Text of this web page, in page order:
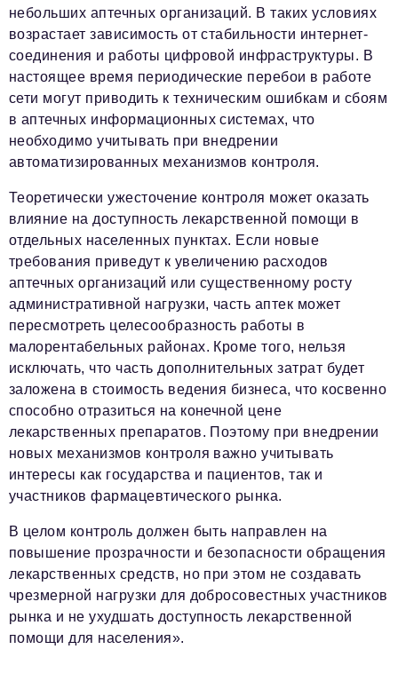
небольших аптечных организаций. В таких условиях
возрастает зависимость от стабильности интернет-
соединения и работы цифровой инфраструктуры. В
настоящее время периодические перебои в работе
сети могут приводить к техническим ошибкам и сбоям
в аптечных информационных системах, что
необходимо учитывать при внедрении
автоматизированных механизмов контроля.
Теоретически ужесточение контроля может оказать
влияние на доступность лекарственной помощи в
отдельных населенных пунктах. Если новые
требования приведут к увеличению расходов
аптечных организаций или существенному росту
административной нагрузки, часть аптек может
пересмотреть целесообразность работы в
малорентабельных районах. Кроме того, нельзя
исключать, что часть дополнительных затрат будет
заложена в стоимость ведения бизнеса, что косвенно
способно отразиться на конечной цене
лекарственных препаратов. Поэтому при внедрении
новых механизмов контроля важно учитывать
интересы как государства и пациентов, так и
участников фармацевтического рынка.
В целом контроль должен быть направлен на
повышение прозрачности и безопасности обращения
лекарственных средств, но при этом не создавать
чрезмерной нагрузки для добросовестных участников
рынка и не ухудшать доступность лекарственной
помощи для населения».